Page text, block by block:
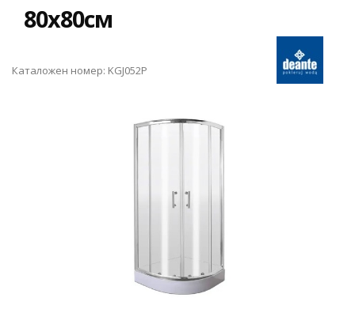
80x80см
Каталожен номер: KGJ052P